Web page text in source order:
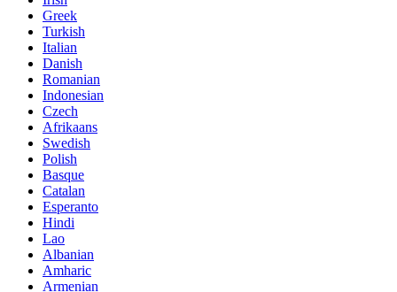
Greek
Turkish
Italian
Danish
Romanian
Indonesian
Czech
Afrikaans
Swedish
Polish
Basque
Catalan
Esperanto
Hindi
Lao
Albanian
Amharic
Armenian